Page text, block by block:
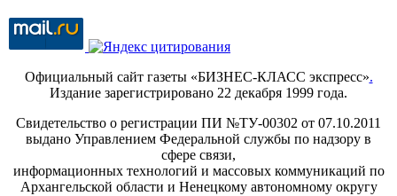
Официальный сайт газеты «БИЗНЕС-КЛАСС экспресс».
Издание зарегистрировано 22 декабря 1999 года.
Свидетельство о регистрации ПИ №ТУ-00302 от 07.10.2011
выдано Управлением Федеральной службы по надзору в
сфере связи,
информационных технологий и массовых коммуникаций по
Архангельской области и Ненецкому автономному округу